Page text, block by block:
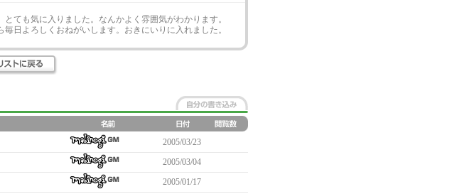
とても気に入りました。なんかよく雰囲気がわかります。
毎日よろしくおねがいします。おきにいりに入れました。
2005/03/23
2005/03/04
2005/01/17